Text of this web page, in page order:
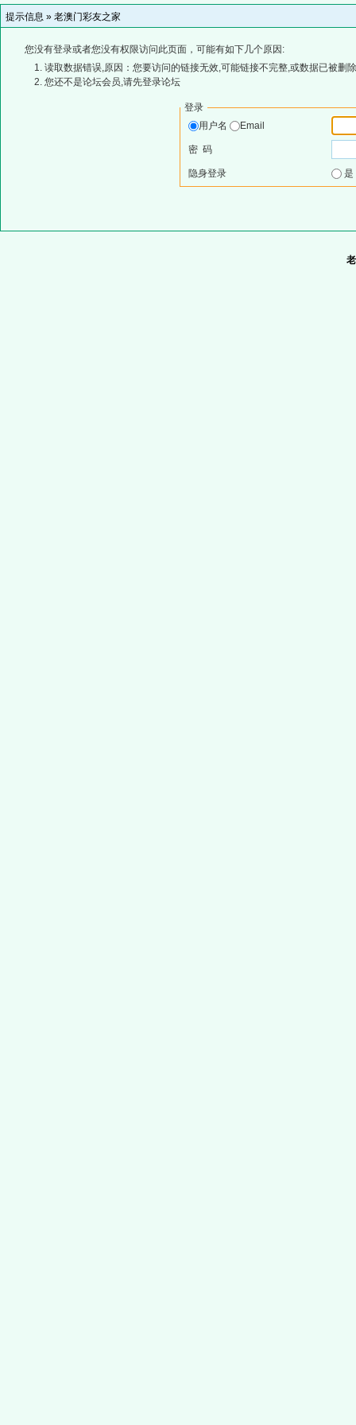
提示信息 » 老澳门彩友之家
您没有登录或者您没有权限访问此页面，可能有如下几个原因:
读取数据错误,原因：您要访问的链接无效,可能链接不完整,或数据已被删
您还不是论坛会员,请先登录论坛
登录
用户名
Email
密 码
隐身登录